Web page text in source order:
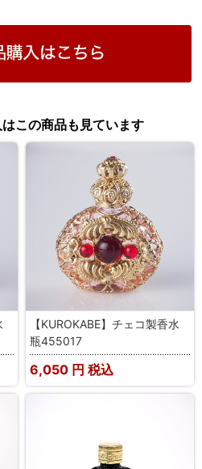
この商品も見ています
【KUROKABE】チェコ製香水
瓶455017
6,050 円 税込